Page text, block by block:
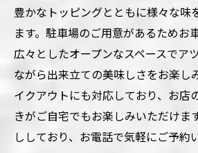
豊かなトッピングとともに様々な味
ます。駐車場のご用意があるためお
広々としたオープンなスペースでア
ながら出来立ての美味しさをお楽し
イクアウトにも対応しており、お店
きがご自宅でもお楽しみいただけま
ししており、お電話で気軽にご予約